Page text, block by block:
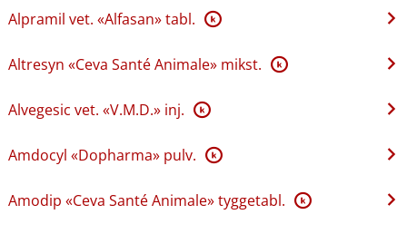
Alpramil vet. «Alfasan» tabl. K
Altresyn «Ceva Santé Animale» mikst. K
Alvegesic vet. «V.M.D.» inj. K
Amdocyl «Dopharma» pulv. K
Amodip «Ceva Santé Animale» tyggetabl. K